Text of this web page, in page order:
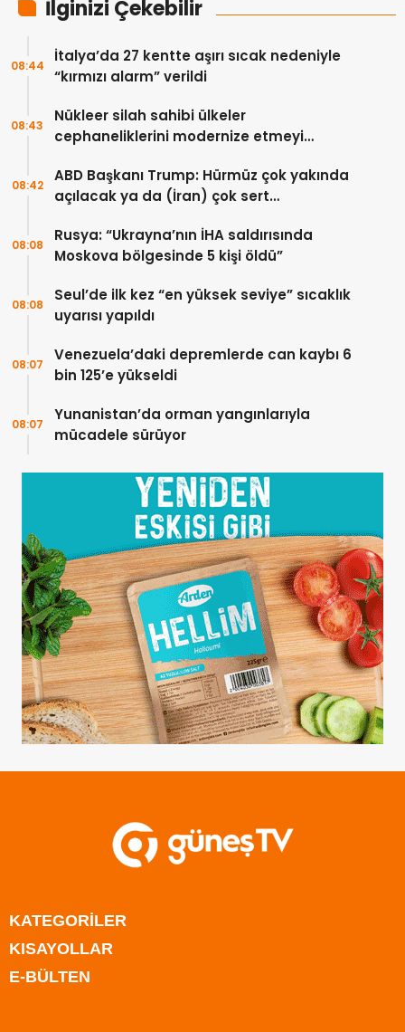
İlginizi Çekebilir
İtalya’da 27 kentte aşırı sıcak nedeniyle
“kırmızı alarm” verildi
08:44
Nükleer silah sahibi ülkeler
cephaneliklerini modernize etmeyi
08:43
ABD Başkanı Trump: Hürmüz çok yakında
açılacak ya da (İran) çok sert
08:42
Rusya: “Ukrayna’nın İHA saldırısında
Moskova bölgesinde 5 kişi öldü”
08:08
Seul’de ilk kez “en yüksek seviye” sıcaklık
uyarısı yapıldı
08:08
Venezuela’daki depremlerde can kaybı 6
bin 125’e yükseldi
08:07
Yunanistan’da orman yangınlarıyla
mücadele sürüyor
08:07
KATEGORİLER
Anasayfa
Kıbrıs
KISAYOLLAR
E-BÜLTEN